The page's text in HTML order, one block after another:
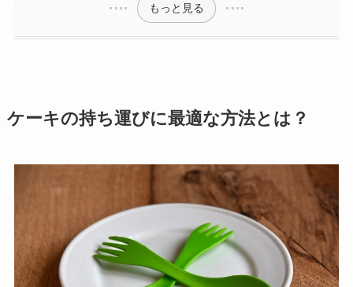
もっと見る
ケーキの持ち運びに最適な方法とは？